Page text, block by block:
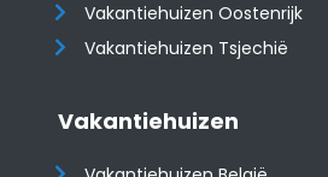
​​​​​​​Vakantiehuizen Oostenrijk
Vakantiehuizen Tsjechië
Vakantiehuizen